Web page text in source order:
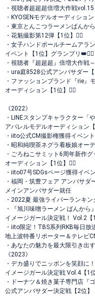
・視聴者超超超倍増大作戦vol.15
・KYOSENモデルオーディション
・東京とんこつラーメンばんか
・花魁撮影第12弾【1位】❤️‍🔥
・女子ハンドボールチームアラ
イベント【1位】グランプリ👑❤️‍🔥
・視聴者『超超超』倍増大作戦
・ura庭8528公式アンバサダー【
・ファッションブランド『rie』
オーディション【1位】❤️‍🔥
《2022》
・LINEスタンプキャラクター「
アパレルモデルオーディション
・iito公式CM撮影権獲得イベン
・昭和純喫茶ネグラ看板娘オー
・ごろねこサミット6周年新作
オーディション【1位】❤️‍🔥
・iito07号SDGsページ獲得イベ
・福岡・筑豊フェア アンバサダ
メインアンバサダー就任
・2022夏 最強ライバーランキン
・『旭川味噌ラーメン ばんから
イメージガール決定戦！ Vol.2【
・iito限定！TBS系列RKB毎日放
地上波特番リポーター＆テレビ
・あなたの魅力を最大限引き出
《2023》
・デカ盛りでニッポンを笑顔に
イメージガール決定戦 Vol.4【1
・ドーナツ＆焼き菓子専門店『
公式アンバサダー決定戦【2位】